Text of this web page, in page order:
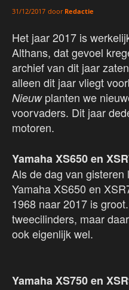
31/12/2017 door Redactie
Het jaar 2017 is
Althans, dat gevoel
archief van dit jaar
alleen dit jaar vliegt
Nieuwplanten we
voorvaders. Dit jaar
motoren.
Yamaha XS650 en
Als de dag van
Yamaha XS650 en
1968 naar 2017 is
tweecilinders, maar
ook eigenlijk wel.
Yamaha XS750 en